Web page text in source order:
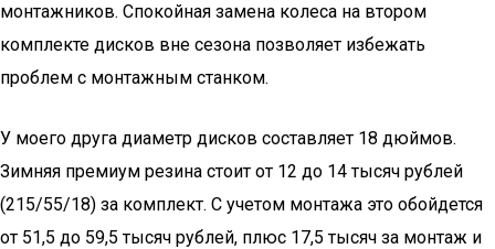
монтажников. Спокойная замена колеса на втором
комплекте дисков вне сезона позволяет избежать
проблем с монтажным станком.
У моего друга диаметр дисков составляет 18 дюймов.
Зимняя премиум резина стоит от 12 до 14 тысяч рублей
(215/55/18) за комплект. С учетом монтажа это обойдется
от 51,5 до 59,5 тысяч рублей, плюс 17,5 тысяч за монтаж и